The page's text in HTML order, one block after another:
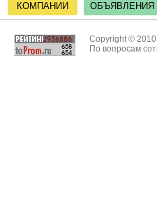
КОМПАНИИ ОБЪЯВЛЕНИЯ
Copyright ©
По вопросам